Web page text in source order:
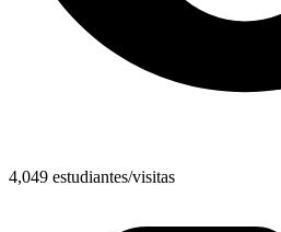
4,049 estudiantes/visitas